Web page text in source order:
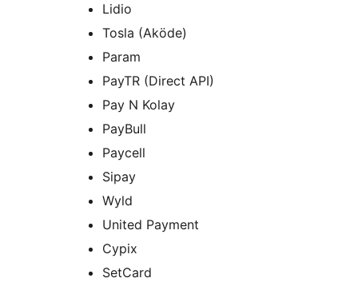
Lidio
Tosla (Aköde)
Param
PayTR (Direct API)
Pay N Kolay
PayBull
Paycell
Sipay
Wyld
United Payment
Cypix
SetCard